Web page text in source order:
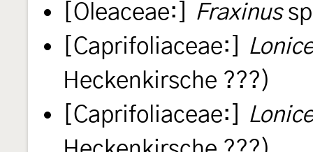
[Oleaceae:]
Fraxinus
[Caprifoliaceae:]
Heckenkirsche ???)
[Caprifoliaceae:]